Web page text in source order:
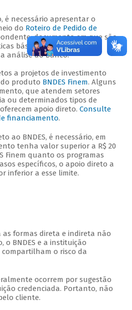
é necessário apresentar o
do Roteiro de Pedido de
documento em que são
básicas da empresa e do
análise do Banco.
a projetos de investimento
produto BNDES Finem. Alguns
que atendem setores
ou determinados tipos de
apoio direto. Consulte
financiamento.
ao BNDES, é necessário, em
tenha valor superior a R$ 20
Finem quanto os programas
específicos, o apoio direto a
inferior a esse limite.
as formas direta e indireta não
o BNDES e a instituição
o risco da
ocorrem por sugestão
credenciada. Portanto, não
cliente.